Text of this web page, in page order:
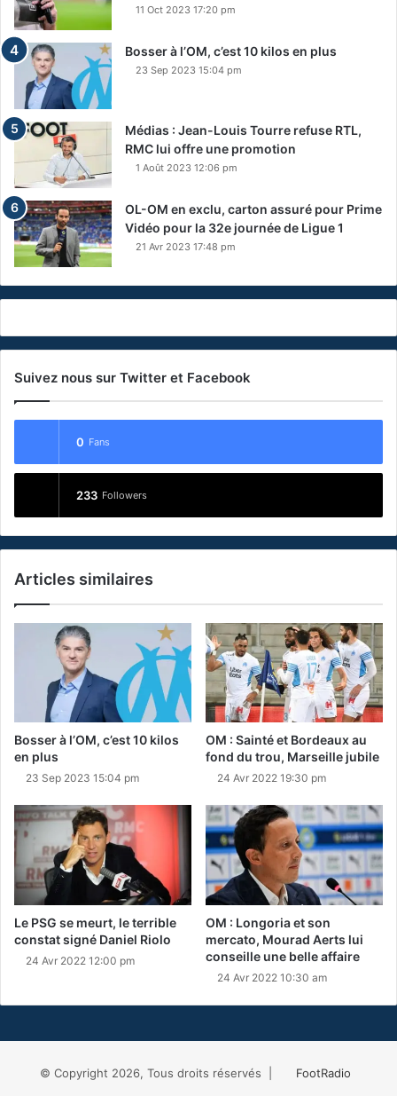
11 Oct 2023 17:20 pm
Bosser à l’OM, c’est 10 kilos en plus
23 Sep 2023 15:04 pm
Médias : Jean-Louis Tourre refuse RTL,
RMC lui offre une promotion
1 Août 2023 12:06 pm
OL-OM en exclu, carton assuré pour Prime
Vidéo pour la 32e journée de Ligue 1
21 Avr 2023 17:48 pm
Suivez nous sur Twitter et Facebook
0 Fans
233 Followers
Articles similaires
Bosser à l’OM, c’est 10 kilos
en plus
23 Sep 2023 15:04 pm
OM : Sainté et Bordeaux au
fond du trou, Marseille jubile
24 Avr 2022 19:30 pm
Le PSG se meurt, le terrible
constat signé Daniel Riolo
24 Avr 2022 12:00 pm
OM : Longoria et son
mercato, Mourad Aerts lui
conseille une belle affaire
24 Avr 2022 10:30 am
© Copyright 2026, Tous droits réservés |
FootRadio